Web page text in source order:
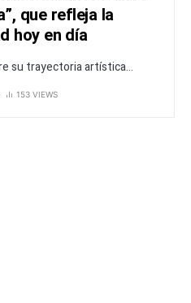
que refleja la
hoy en día
su trayectoria artística...
153 VIEWS